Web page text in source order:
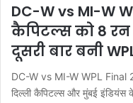
DC-W vs MI-W
कैपिटल्स को 8
दूसरी बार बनी
DC-W vs MI-W WPL Final
दिल्ली कैपिटल्स और मुंबई इंडियंस